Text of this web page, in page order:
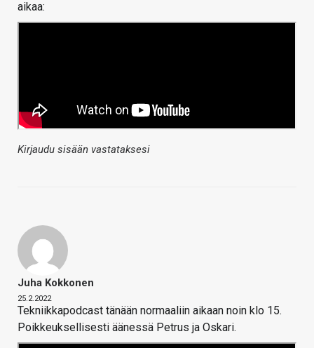
aikaa:
Kirjaudu sisään vastataksesi
Juha Kokkonen
25.2.2022
Tekniikkapodcast tänään normaaliin aikaan noin klo 15.
Poikkeuksellisesti äänessä Petrus ja Oskari.